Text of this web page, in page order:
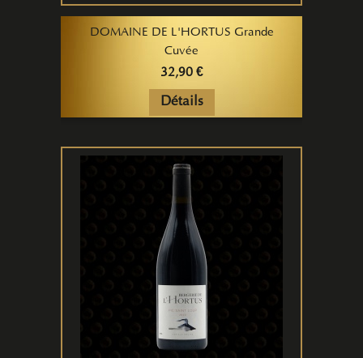
DOMAINE DE L'HORTUS Grande
Cuvée
32,90 €
Détails